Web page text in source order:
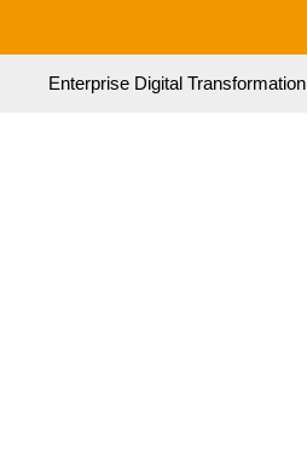
Enterprise Digital Transformation